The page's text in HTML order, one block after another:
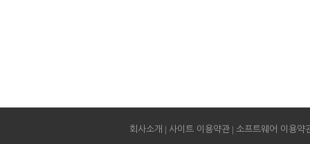
회사소개 | 사이트 이용약관 | 소프트웨어 이용약